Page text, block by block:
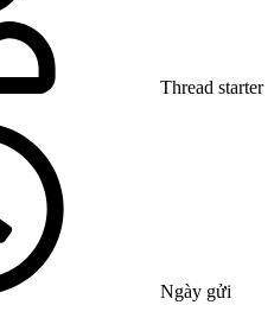
Thread starter
Ngày gửi